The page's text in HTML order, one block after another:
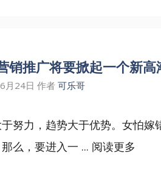
销推广将要掀起一个新
月24日 作者 可乐哥
努力，趋势大于优势。女怕
么，要进入一 ... 阅读更多